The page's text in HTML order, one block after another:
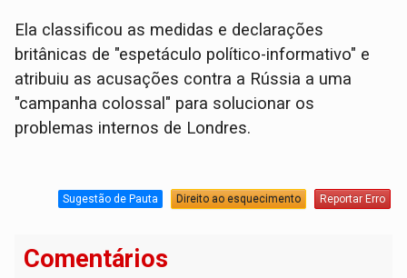
Ela classificou as medidas e declarações
britânicas de "espetáculo político-informativo" e
atribuiu as acusações contra a Rússia a uma
"campanha colossal" para solucionar os
problemas internos de Londres.
Sugestão de Pauta Direito ao esquecimento Reportar Erro
Comentários